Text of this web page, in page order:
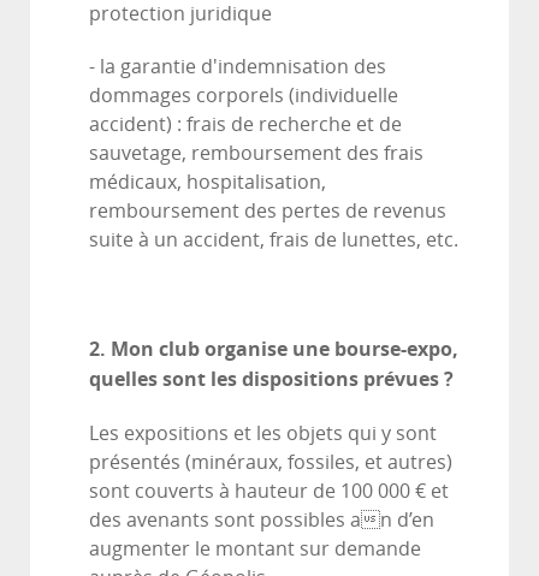
protection juridique
- la garantie d'indemnisation des
dommages corporels (individuelle
accident) : frais de recherche et de
sauvetage, remboursement des frais
médicaux, hospitalisation,
remboursement des pertes de revenus
suite à un accident, frais de lunettes, etc.
2. Mon club organise une bourse-expo,
quelles sont les dispositions prévues ?
Les expositions et les objets qui y sont
présentés (minéraux, fossiles, et autres)
sont couverts à hauteur de 100 000 € et
des avenants sont possibles an d’en
augmenter le montant sur demande